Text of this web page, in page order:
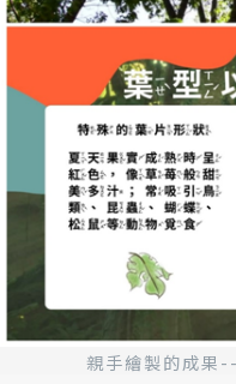
親手繪製的成果